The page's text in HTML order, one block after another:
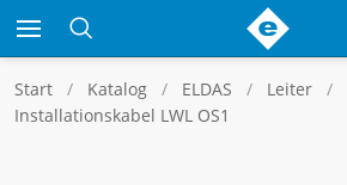
Start Katalog ELDAS Leiter
Installationskabel LWL OS1